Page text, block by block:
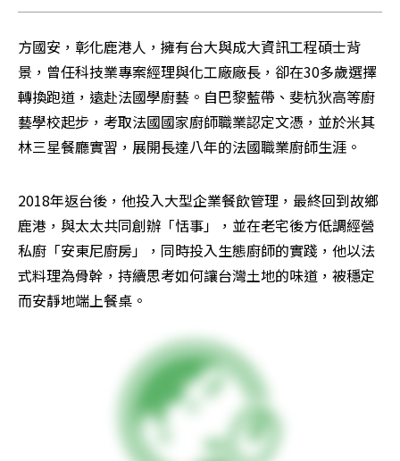
方國安，彰化鹿港人，擁有台大與成大資訊工程碩士背
景，曾任科技業專案經理與化工廠廠長，卻在30多歲選擇
轉換跑道，遠赴法國學廚藝。自巴黎藍帶、斐杭狄高等廚
藝學校起步，考取法國國家廚師職業認定文憑，並於米其
林三星餐廳實習，展開長達八年的法國職業廚師生涯。
2018年返台後，他投入大型企業餐飲管理，最終回到故鄉
鹿港，與太太共同創辦「恬事」，並在老宅後方低調經營
私廚「安東尼廚房」，同時投入生態廚師的實踐，他以法
式料理為骨幹，持續思考如何讓台灣土地的味道，被穩定
而安靜地端上餐桌。